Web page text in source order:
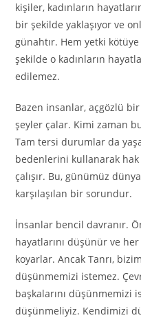
kişiler, kadınların
bir şekilde yaklaşıyor ve
günahtır. Hem yetki
şekilde o kadınların
edilemez.
Bazen insanlar, açgözlü
şeyler çalar. Kimi zaman
Tam tersi durumlar da
bedenlerini kullanarak
çalışır. Bu, günümüz
karşılaşılan bir sorundur.
İnsanlar bencil davranır.
hayatlarını düşünür ve
koyarlar. Ancak Tanrı,
düşünmemizi istemez.
başkalarını düşünmemizi
düşünmeliyiz. Kendimizi